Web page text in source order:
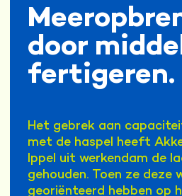
door
fertigeren.
Het gebrek aan
met de haspel heeft
Ippel uit werkendam de
gehouden. Toen ze deze
georiënteerd hebben op